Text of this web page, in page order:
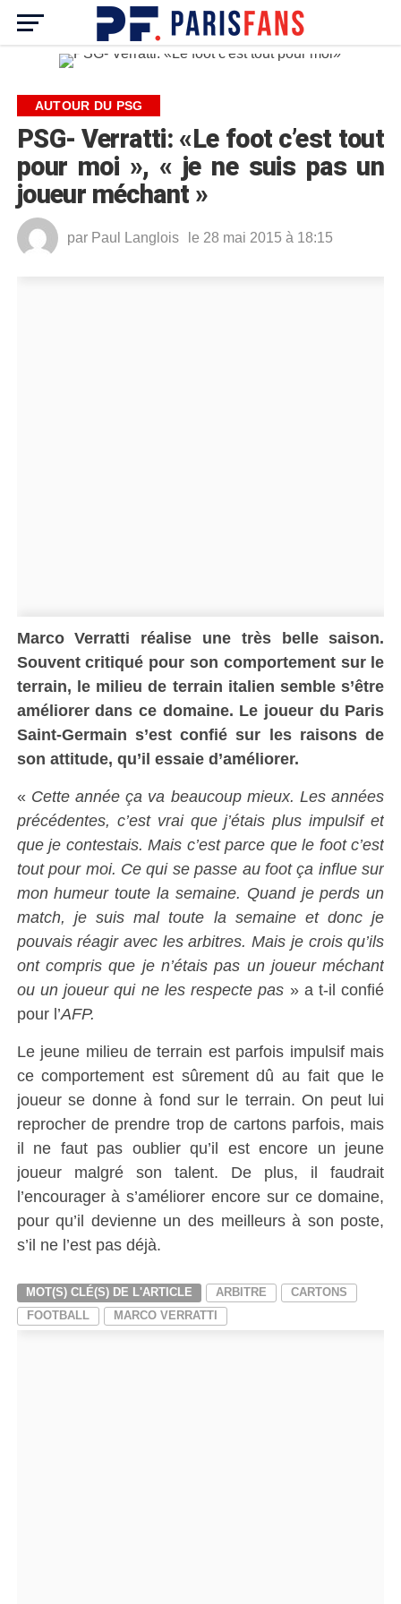
AUTOUR DU PSG
PSG- Verratti: «Le foot c’est tout
pour moi », « je ne suis pas un
joueur méchant »
par Paul Langlois le 28 mai 2015 à 18:15
Marco Verratti réalise une très belle saison.
Souvent critiqué pour son comportement sur le
terrain, le milieu de terrain italien semble s’être
améliorer dans ce domaine. Le joueur du Paris
Saint-Germain s’est confié sur les raisons de
son attitude, qu’il essaie d’améliorer.
« Cette année ça va beaucoup mieux. Les années
précédentes, c’est vrai que j’étais plus impulsif et
que je contestais. Mais c’est parce que le foot c’est
tout pour moi. Ce qui se passe au foot ça influe sur
mon humeur toute la semaine. Quand je perds un
match, je suis mal toute la semaine et donc je
pouvais réagir avec les arbitres. Mais je crois qu’ils
ont compris que je n’étais pas un joueur méchant
ou un joueur qui ne les respecte pas » a t-il confié
pour l’AFP.
Le jeune milieu de terrain est parfois impulsif mais
cecomportement est sûrement dû au fait que le
joueur se donne à fond sur le terrain. On peut lui
reprocher de prendre trop de cartons parfois, mais
il ne faut pas oublier qu’il est encore un jeune
joueur malgré son talent. De plus, il faudrait
l’encourager à s’améliorer encore sur ce domaine,
pour qu’il devienneun des meilleurs à son poste,
s’il ne l’est pas déjà.
MOT(S) CLÉ(S) DE L'ARTICLE ARBITRE
CARTONS
FOOTBALL
MARCO VERRATTI